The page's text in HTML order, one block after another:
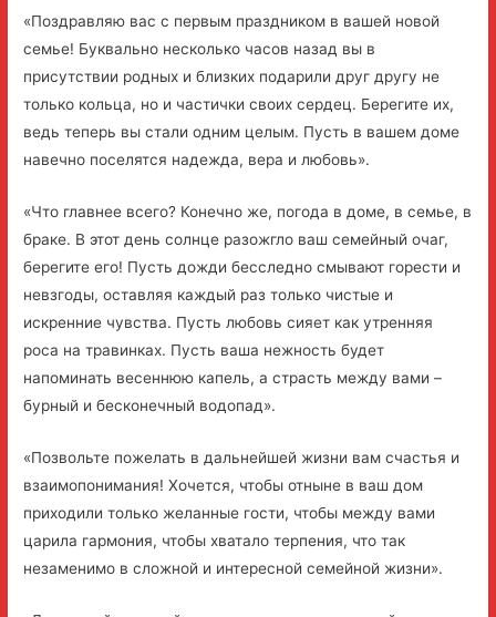
«Поздравляю вас с первым праздником в вашей новой
семье! Буквально несколько часов назад вы в
присутствии родных и близких подарили друг другу не
только кольца, но и частички своих сердец. Берегите их,
ведь теперь вы стали одним целым. Пусть в вашем доме
навечно поселятся надежда, вера и любовь».
«Что главнее всего? Конечно же, погода в доме, в семье, в
браке. В этот день солнце разожгло ваш семейный очаг,
берегите его! Пусть дожди бесследно смывают горести и
невзгоды, оставляя каждый раз только чистые и
искренние чувства. Пусть любовь сияет как утренняя
роса на травинках. Пусть ваша нежность будет
напоминать весеннюю капель, а страсть между вами –
бурный и бесконечный водопад».
«Позвольте пожелать в дальнейшей жизни вам счастья и
взаимопонимания! Хочется, чтобы отныне в ваш дом
приходили только желанные гости, чтобы между вами
царила гармония, чтобы хватало терпения, что так
незаменимо в сложной и интересной семейной жизни».